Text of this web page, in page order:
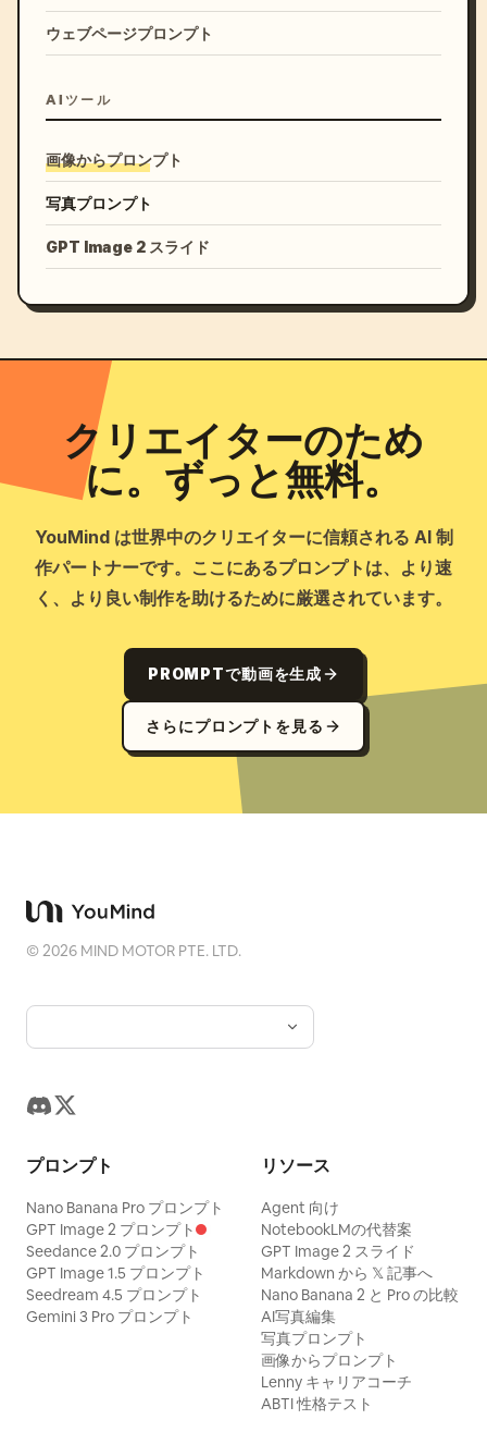
ウェブページプロンプト
AIツール
画像からプロンプト
写真プロンプト
GPT Image 2 スライド
クリエイターのため
に。ずっと無料。
YouMind は世界中のクリエイターに信頼される AI 制
作パートナーです。ここにあるプロンプトは、より速
く、より良い制作を助けるために厳選されています。
PROMPTで動画を生成
さらにプロンプトを見る
©2026 MIND MOTOR PTE. LTD.
プロンプト
Nano Banana Pro プロンプト
GPT Image 2 プロンプト
Seedance 2.0 プロンプト
GPT Image 1.5 プロンプト
Seedream 4.5 プロンプト
Gemini 3 Pro プロンプト
リソース
Agent 向け
NotebookLMの代替案
GPT Image 2 スライド
Markdown から 𝕏 記事へ
Nano Banana 2 と Pro の比較
AI写真編集
写真プロンプト
画像からプロンプト
Lenny キャリアコーチ
ABTI 性格テスト